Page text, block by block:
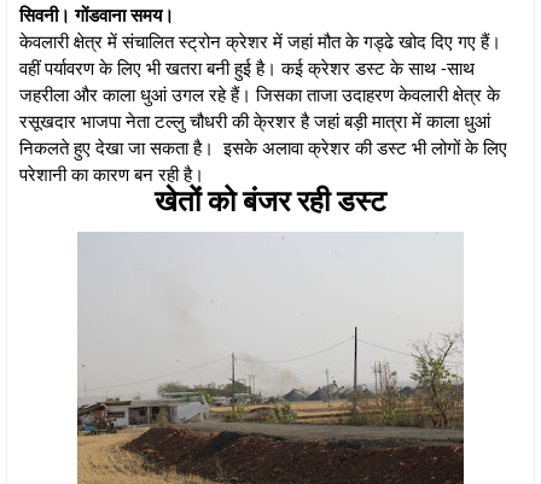
सिवनी। गोंडवाना समय।
केवलारी क्षेत्र में संचालित स्ट्रोन क्रेशर में जहां मौत के गड्ढे खोद दिए गए हैं।
वहीं पर्यावरण के लिए भी खतरा बनी हुई है। कई क्रेशर डस्ट के साथ -साथ
जहरीला और काला धुआं उगल रहे हैं। जिसका ताजा उदाहरण केवलारी क्षेत्र के
रसूखदार भाजपा नेता टल्लु चौधरी की के्रशर है जहां बड़ी मात्रा में काला धुआं
निकलते हुए देखा जा सकता है। इसके अलावा क्रेशर की डस्ट भी लोगों के लिए
परेशानी का कारण बन रही है।
खेतों को बंजर रही डस्ट